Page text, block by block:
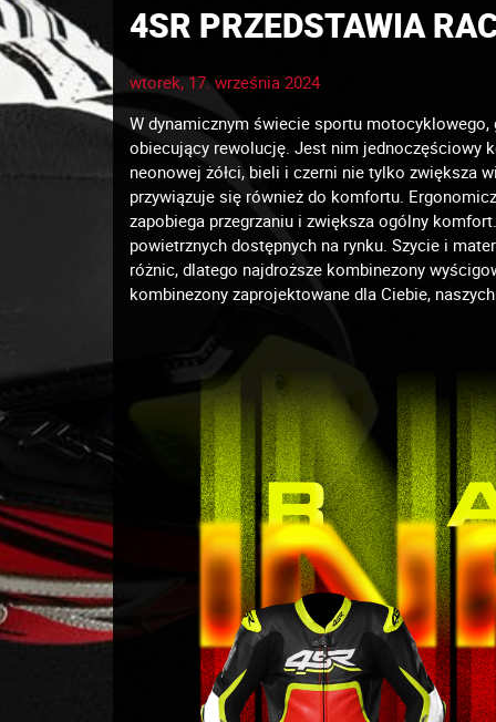
4SR PRZEDSTAWIA
wtorek, 17. września 2024
W dynamicznym świecie sportu
obiecujący rewolucję. Jest nim jednoczęściowy
neonowej żółci, bieli i czerni nie tylko zwiększa
przywiązuje się również do komfortu.
zapobiega przegrzaniu i zwiększa ogólny
powietrznych dostępnych na rynku. Szycie i
różnic, dlatego najdroższe kombinezony
kombinezony zaprojektowane dla Ciebie,